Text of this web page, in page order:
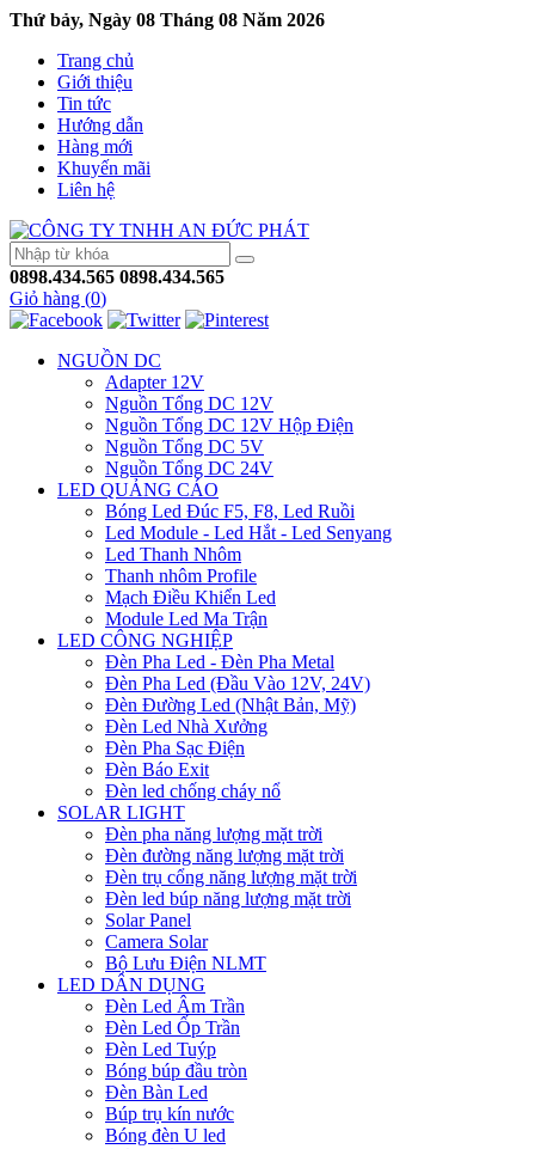
Thứ bảy, Ngày 08 Tháng 08 Năm 2026
Trang chủ
Giới thiệu
Tin tức
Hướng dẫn
Hàng mới
Khuyến mãi
Liên hệ
0898.434.565 0898.434.565
Giỏ hàng (0)
NGUỒN DC
Adapter 12V
Nguồn Tổng DC 12V
Nguồn Tổng DC 12V Hộp Điện
Nguồn Tổng DC 5V
Nguồn Tổng DC 24V
LED QUẢNG CÁO
Bóng Led Đúc F5, F8, Led Ruồi
Led Module - Led Hắt - Led Senyang
Led Thanh Nhôm
Thanh nhôm Profile
Mạch Điều Khiển Led
Module Led Ma Trận
LED CÔNG NGHIỆP
Đèn Pha Led - Đèn Pha Metal
Đèn Pha Led (Đầu Vào 12V, 24V)
Đèn Đường Led (Nhật Bản, Mỹ)
Đèn Led Nhà Xưởng
Đèn Pha Sạc Điện
Đèn Báo Exit
Đèn led chống cháy nổ
SOLAR LIGHT
Đèn pha năng lượng mặt trời
Đèn đường năng lượng mặt trời
Đèn trụ cổng năng lượng mặt trời
Đèn led búp năng lượng mặt trời
Solar Panel
Camera Solar
Bộ Lưu Điện NLMT
LED DÂN DỤNG
Đèn Led Âm Trần
Đèn Led Ốp Trần
Đèn Led Tuýp
Bóng búp đầu tròn
Đèn Bàn Led
Búp trụ kín nước
Bóng đèn U led